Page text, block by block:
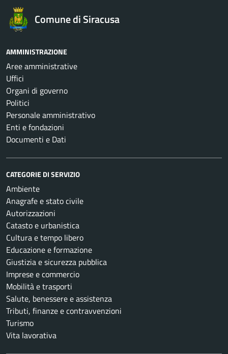
Comune di Siracusa
AMMINISTRAZIONE
Aree amministrative
Uffici
Organi di governo
Politici
Personale amministrativo
Enti e fondazioni
Documenti e Dati
CATEGORIE DI SERVIZIO
Ambiente
Anagrafe e stato civile
Autorizzazioni
Catasto e urbanistica
Cultura e tempo libero
Educazione e formazione
Giustizia e sicurezza pubblica
Imprese e commercio
Mobilità e trasporti
Salute, benessere e assistenza
Tributi, finanze e contravvenzioni
Turismo
Vita lavorativa